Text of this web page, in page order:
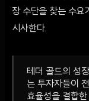
장 수단을 찾는 수요
시사한다.
테더 골드의 성
는 투자자들이
효율성을 결합